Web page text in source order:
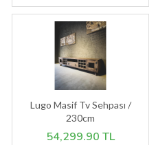
Lugo Masif Tv Sehpası /
230cm
54,299.90 TL